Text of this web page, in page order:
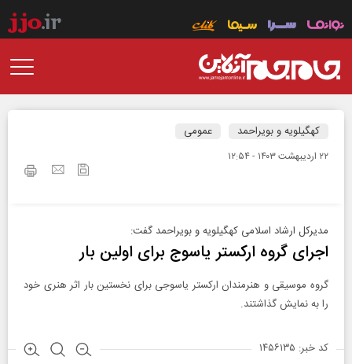
کهگیلویه و بویراحمد عمومی
۲۲ ارديبهشت ۱۴۰۳ - ۱۲:۵۴
مدیرکل ارشاد اسلامی کهگیلویه و بویراحمد گفت:
اجرای گروه ارکستر یاسوج برای اولین بار
گروه موسیقی و هنرمندان ارکستر یاسوجی برای نخستین بار اثر هنری خود
را به نمایش گذاشتند.
کد خبر: ۱۴۵۶۱۳۵